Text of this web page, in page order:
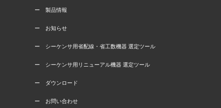
ー 製品情報
ー お知らせ
ー シーケンサ用省配線・省工数機器 選定ツール
ー シーケンサ用リニューアル機器 選定ツール
ー ダウンロード
ー お問い合わせ